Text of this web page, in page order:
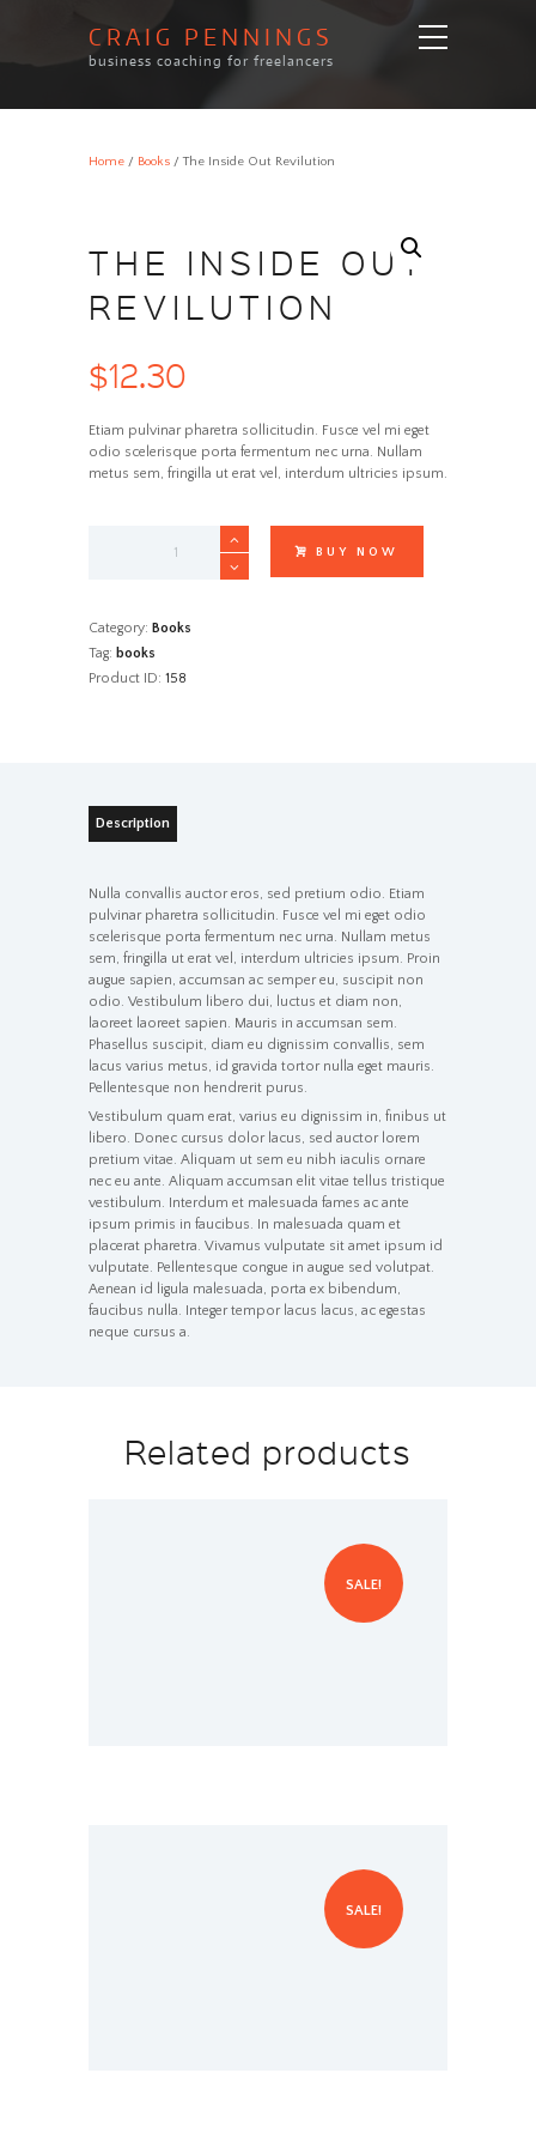
CRAIG PENNINGS
business coaching for freelancers
Home / Books / The Inside Out Revilution
THE INSIDE OUT
REVILUTION
$12.30
Etiam pulvinar pharetra sollicitudin. Fusce vel mi eget
odio scelerisque porta fermentum nec urna. Nullam
metus sem, fringilla ut erat vel, interdum ultricies ipsum.
quantity
BUY NOW
Category: Books
Tag: books
Product ID: 158
Description
Nulla convallis auctor eros, sed pretium odio. Etiam
pulvinar pharetra sollicitudin. Fusce vel mi eget odio
scelerisque porta fermentum nec urna. Nullam metus
sem, fringilla ut erat vel, interdum ultricies ipsum. Proin
augue sapien, accumsan ac semper eu, suscipit non
odio. Vestibulum libero dui, luctus et diam non,
laoreet laoreet sapien. Mauris in accumsan sem.
Phasellus suscipit, diam eu dignissim convallis, sem
lacus varius metus, id gravida tortor nulla eget mauris.
Pellentesque non hendrerit purus.
Vestibulum quam erat, varius eu dignissim in, finibus ut
libero. Donec cursus dolor lacus, sed auctor lorem
pretium vitae. Aliquam ut sem eu nibh iaculis ornare
nec eu ante. Aliquam accumsan elit vitae tellus tristique
vestibulum. Interdum et malesuada fames ac ante
ipsum primis in faucibus. In malesuada quam et
placerat pharetra. Vivamus vulputate sit amet ipsum id
vulputate. Pellentesque congue in augue sed volutpat.
Aenean id ligula malesuada, porta ex bibendum,
faucibus nulla. Integer tempor lacus lacus, ac egestas
neque cursus a.
Related products
SALE!
9.00
SALE!
The Arts of Life Coaching
9.99